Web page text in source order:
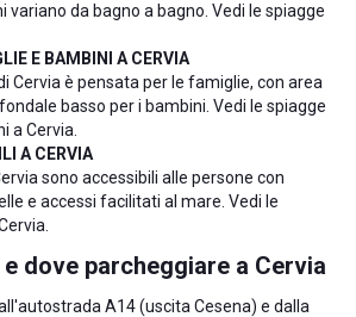
variano da bagno a bagno. Vedi le spiagge
E BAMBINI A CERVIA
Cervia è pensata per le famiglie, con area
basso per i bambini. Vedi le spiagge
a Cervia
A CERVIA
sono accessibili alle persone con
e accessi facilitati al mare. Vedi le
dove parcheggiare a Cervia
A14 (uscita Cesena) e dalla